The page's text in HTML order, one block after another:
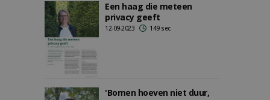
Een haag die meteen
privacy geeft
12-09-2023 149 sec
'Bomen hoeven niet duur,